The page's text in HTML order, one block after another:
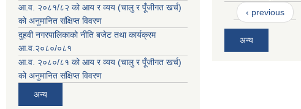
आ.व. २०८१/८२ को आय र व्यय (चालु र पूँजीगत खर्च)
को अनुमानित संक्षिप्त विवरण
दुहवी नगरपालिकाको नीति बजेट तथा कार्यक्रम
आ.व.२०८०/०८१
आ.व. २०८०/८१ को आय र व्यय (चालु र पूँजीगत खर्च)
को अनुमानित संक्षिप्त विवरण
अन्य
‹ previous
अन्य